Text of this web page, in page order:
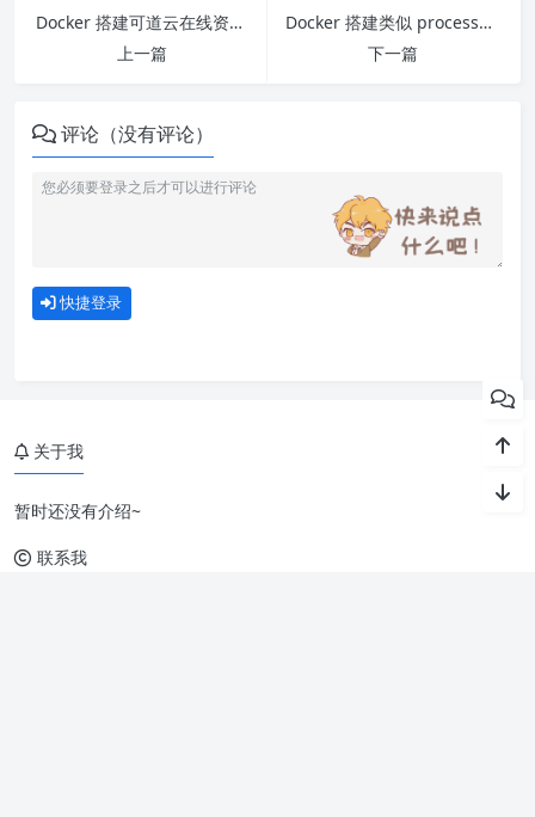
Docker 搭建可道云在线资源管理器 kodexplorer
上一篇
Docker 搭建类似 processon 在线绘图工具drawio
下一篇
评论（没有评论）
快捷登录
关于我
暂时还没有介绍~
联系我